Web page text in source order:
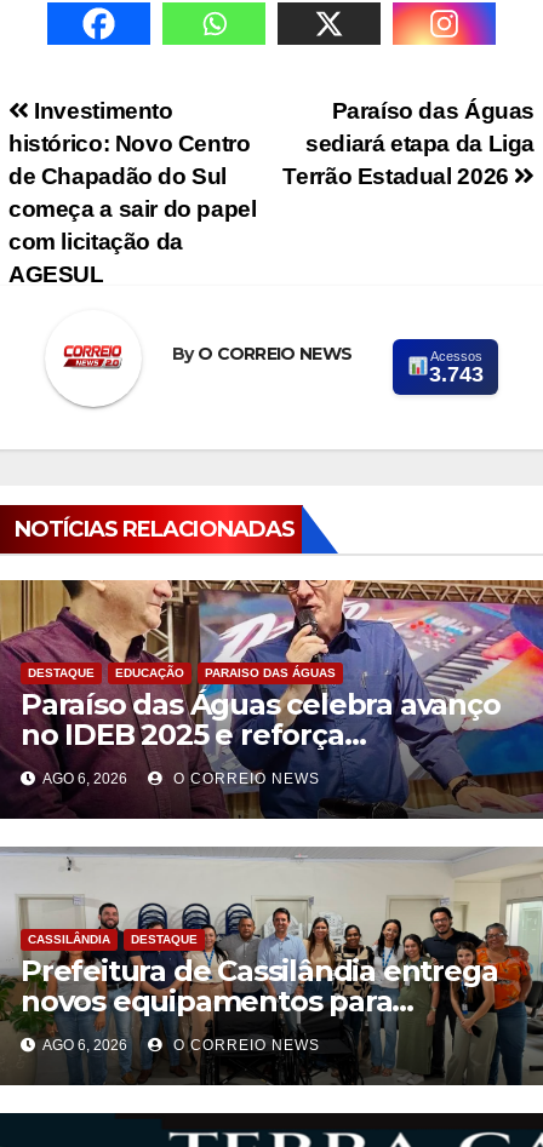
Navegação de PostParaíso das Águas
sediará etapa da Liga
Terrão Estadual 2026
Investimento
histórico: Novo Centro
de Chapadão do Sul
começa a sair do papel
com licitação da
AGESUL
ByO CORREIO NEWS Acessos
3.743
NOTÍCIAS RELACIONADAS
DESTAQUE EDUCAÇÃO PARAISO DAS ÁGUAS
Paraíso das Águas celebra avanço
no IDEB 2025 e reforça
compromisso com uma educação
pública de qualidade
AGO 6, 2026 O CORREIO NEWS
CASSILÂNDIA DESTAQUE
Prefeitura de Cassilândia entrega
novos equipamentos para
fortalecer atendimento na rede
municipal de saúde
AGO 6, 2026 O CORREIO NEWS